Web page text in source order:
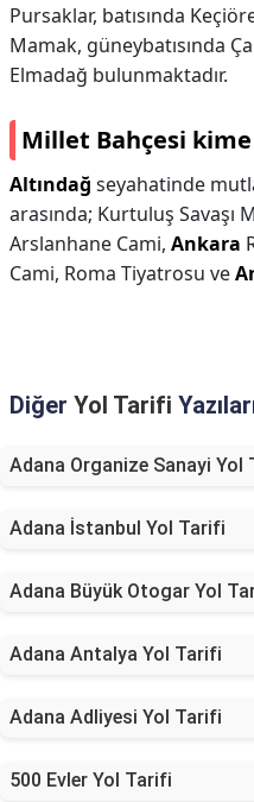
Pursaklar, batısında
Mamak, güneybatısında
Elmadağ bulunmaktadır.
Millet Bahçesi
Altındağ seyahatinde
arasında; Kurtuluş Savaşı
Arslanhane Cami, Ankara
Cami, Roma Tiyatrosu ve
Diğer Yol Tarifi
Adana Organize Sanayi Yol
Adana İstanbul Yol Tarifi
Adana Büyük Otogar Yol
Adana Antalya Yol Tarifi
Adana Adliyesi Yol Tarifi
500 Evler Yol Tarifi